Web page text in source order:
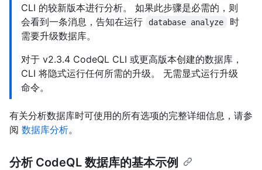
CLI 的较新版本进行分析。 如果此步骤是必需的，则
会看到一条消息，告知在运行
database analyze
时
需要升级数据库。
对于 v2.3.4 CodeQL CLI 或更高版本创建的数据库，
CLI 将隐式运行任何所需的升级。 无需显式运行升级
命令。
有关分析数据库时可使用的所有选项的完整详细信息，请参
阅 数据库分析。
分析 CodeQL 数据库的基本示例